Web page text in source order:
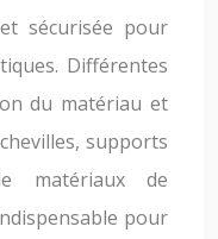
sécurisée pour
Différentes
du matériau et
supports
matériaux de
pour